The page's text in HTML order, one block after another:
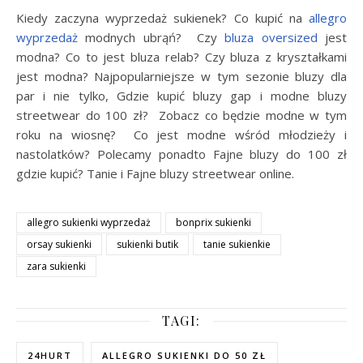
Kiedy zaczyna wyprzedaż sukienek? Co kupić na allegro
wyprzedaż modnych ubrąń? Czybluza oversized jest
modna? Co to jest bluza relab? Czy bluza z kryształkami
jest modna? Najpopularniejsze w tym sezonie bluzy dla
par i nie tylko, Gdzie kupić bluzy gap i modne bluzy
streetwear do 100 zł? Zobacz co będzie modne w tym
roku na wiosnę? Co jest modne wśród młodzieży i
nastolatków? Polecamy ponadto Fajne bluzy do 100 zł
gdzie kupić? Tanie i Fajne bluzy streetwear online.
allegro sukienki wyprzedaż
bonprix sukienki
orsay sukienki
sukienki butik
tanie sukienkie
zara sukienki
TAGI:
24HURT ALLEGRO SUKIENKI DO 50 ZŁ